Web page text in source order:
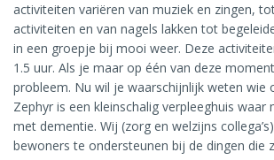
activiteiten variëren van muziek en zingen,
activiteiten en van nagels lakken tot
in een groepje bij mooi weer. Deze
1.5 uur. Als je maar op één van deze
probleem. Nu wil je waarschijnlijk weten wie
Zephyr is een kleinschalig verpleeghuis waar
met dementie. Wij (zorg en welzijns
bewoners te ondersteunen bij de dingen die